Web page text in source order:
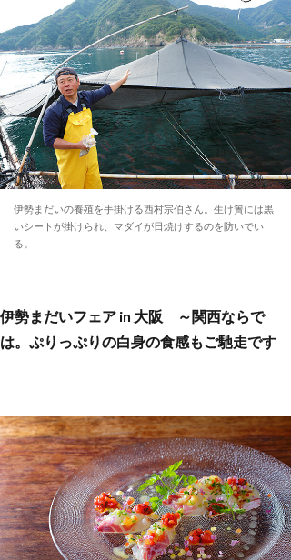
伊勢まだいの養殖を手掛ける西村宗伯さん。生け簀には黒
いシートが掛けられ、マダイが日焼けするのを防いでい
る。
伊勢まだいフェア in 大阪 ～関西ならで
は。ぷりっぷりの白身の食感もご馳走です